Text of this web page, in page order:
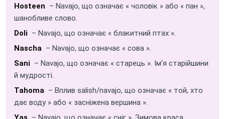
Hosteen – Navajo, що означає « чоловік » або « пан »,
шанобливе слово.
Doli – Navajo, що означає « блакитний птах ».
Nascha – Navajo, що означає « сова ».
Sani – Navajo, що означає « старець ». Ім'я старійшини
й мудрості.
Tahoma – Вплив salish/navajo, що означає « той, хто
дає воду » або « засніжена вершина ».